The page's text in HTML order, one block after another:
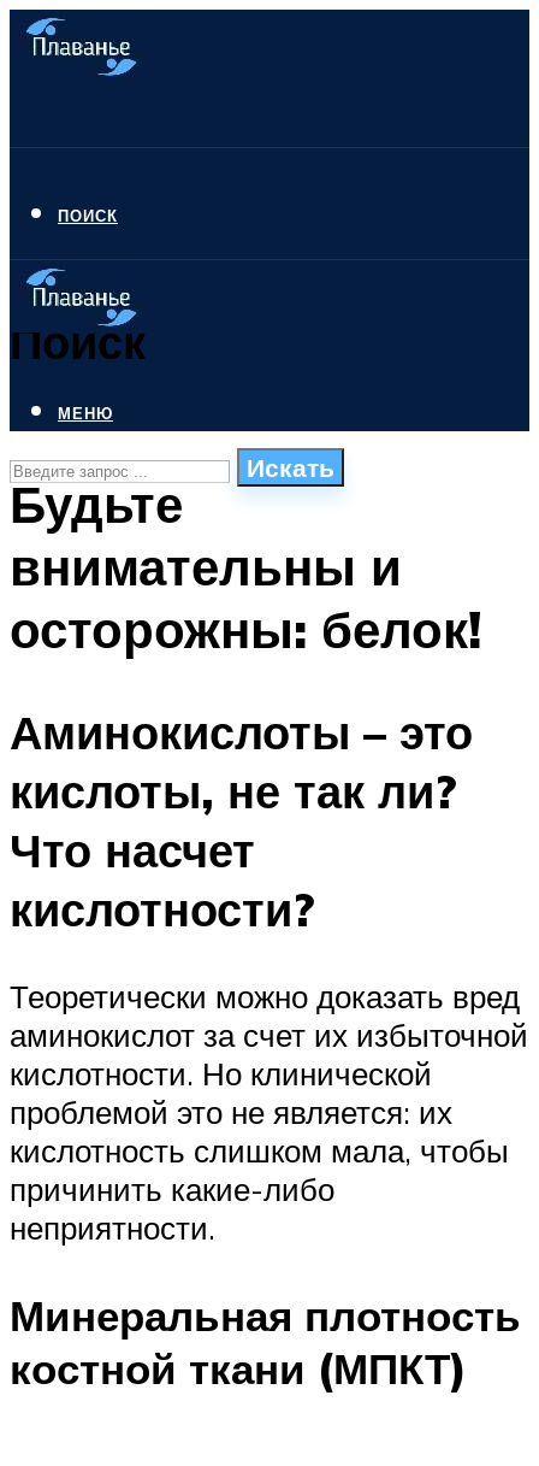
ПОИСК
Поиск
Искать
СТИЛИ ПЛАВАНЬЯ
ПЛАВАНЬЕ ДЛЯ ДЕТЕЙ
БАССЕЙН ДЛЯ ДОМА
МЕНЮ
МЕНЮ
Будьте
внимательны и
осторожны: белок!
Аминокислоты – это
кислоты, не так ли?
Что насчет
кислотности?
Теоретически можно доказать вред
аминокислот за счет их избыточной
кислотности. Но клинической
проблемой это не является: их
кислотность слишком мала, чтобы
причинить какие-либо
неприятности.
Минеральная плотность
костной ткани (МПКТ)